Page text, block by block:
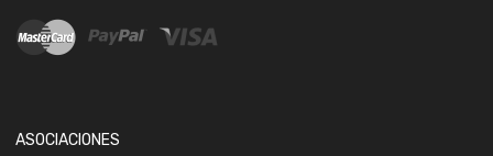
ASOCIACIONES